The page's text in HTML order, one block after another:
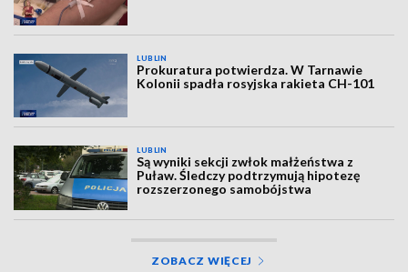
LUBLIN
Prokuratura potwierdza. W Tarnawie
Kolonii spadła rosyjska rakieta CH-101
LUBLIN
Są wyniki sekcji zwłok małżeństwa z
Puław. Śledczy podtrzymują hipotezę
rozszerzonego samobójstwa
ZOBACZ WIĘCEJ